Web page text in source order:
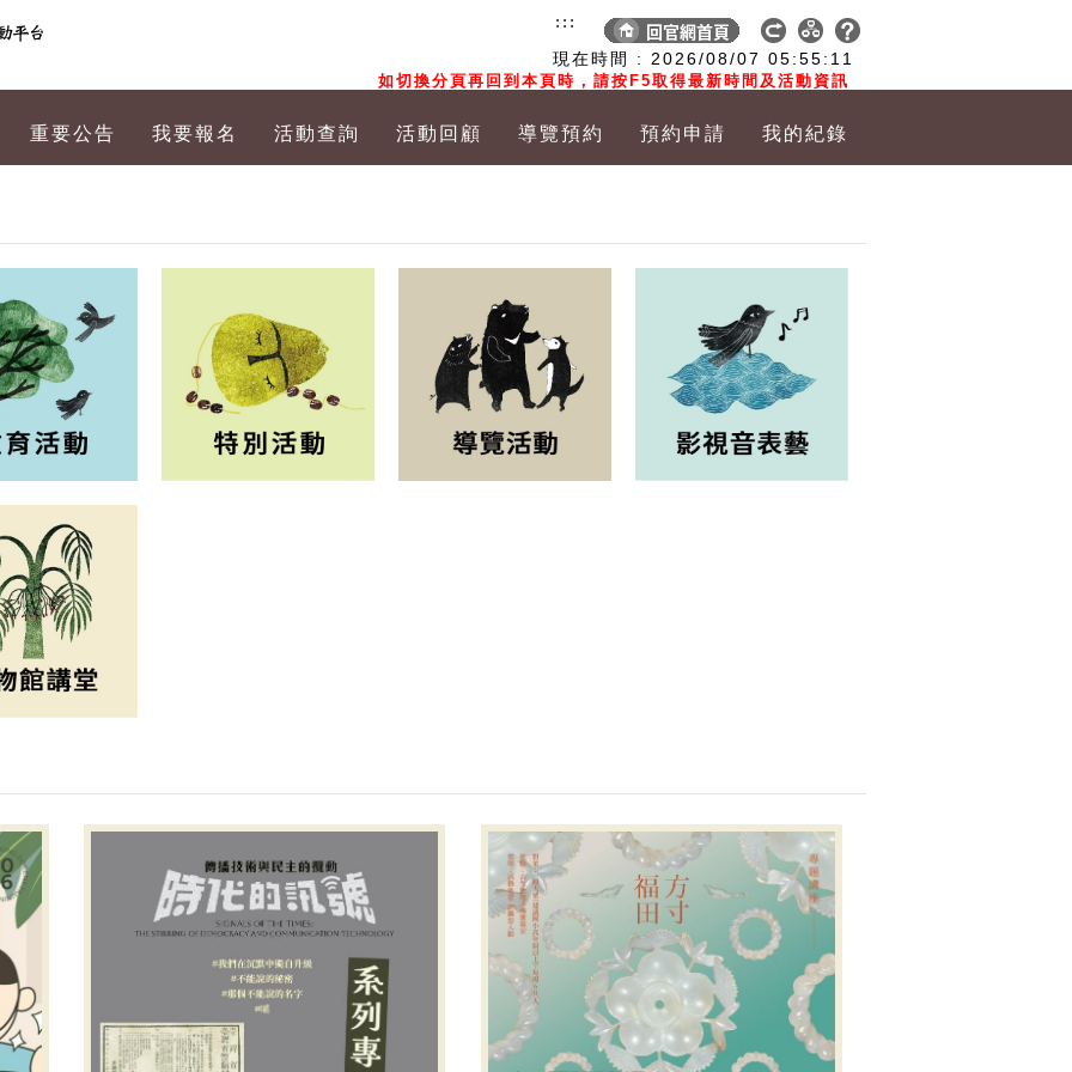
現在時間 : 2026/08/07 05:55:12
如切換分頁再回到本頁時，請按F5取得最新時間及活動資訊
:::
重要公告 我要報名 活動查詢 活動回顧 導覽預約 預約申請 我的紀錄